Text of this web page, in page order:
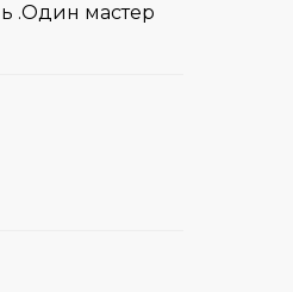
.Один мастер